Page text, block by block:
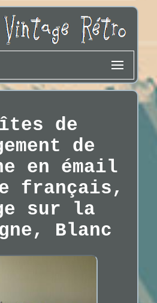
de
de
en émail
français,
sur la
Blanc